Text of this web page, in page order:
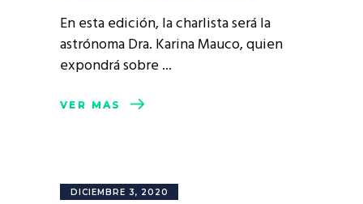
En esta edición, la charlista será la
astrónoma Dra. Karina Mauco, quien
expondrá sobre
VER MÁS
DICIEMBRE 3, 2020